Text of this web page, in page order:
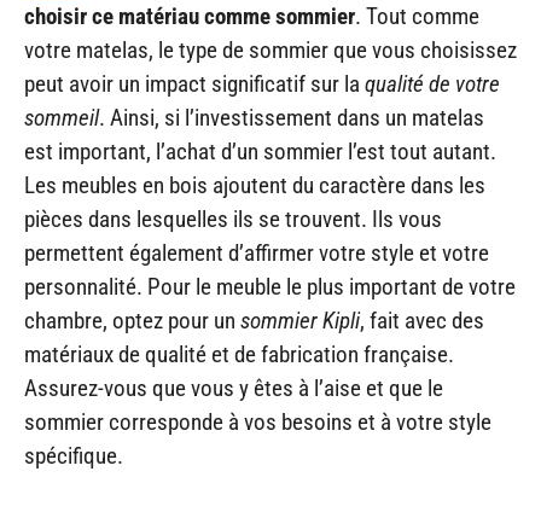
choisir ce matériau comme sommier. Tout comme
votre matelas, le type de sommier que vous choisissez
peut avoir un impact significatif sur la qualité de votre
sommeil. Ainsi, si l’investissement dans un matelas
est important, l’achat d’un sommier l’est tout autant.
Les meubles en bois ajoutent du caractère dans les
pièces dans lesquelles ils se trouvent. Ils vous
permettent également d’affirmer votre style et votre
personnalité. Pour le meuble le plus important de votre
chambre, optez pour un sommier Kipli, fait avec des
matériaux de qualité et de fabrication française.
Assurez-vous que vous y êtes à l’aise et que le
sommier corresponde à vos besoins et à votre style
spécifique.